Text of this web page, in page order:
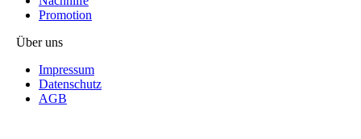
Promotion
Über uns
Impressum
Datenschutz
AGB